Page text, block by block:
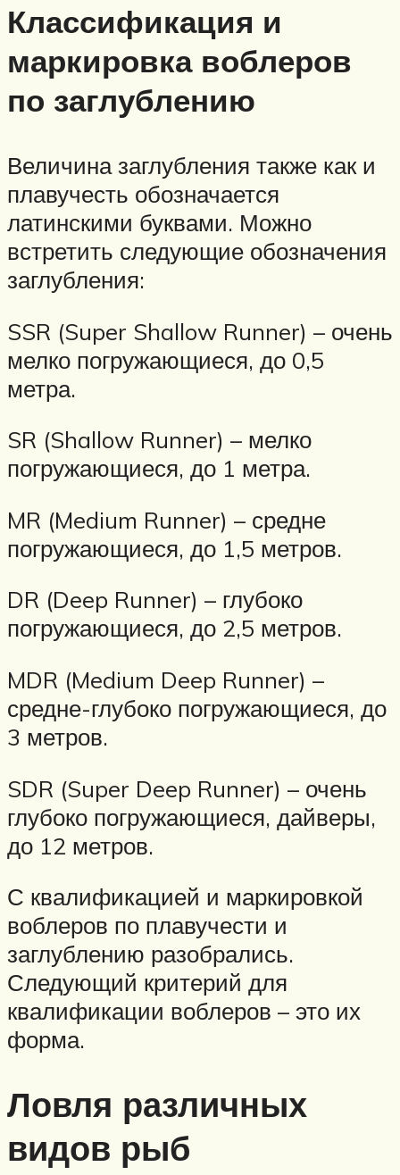
Классификация и
маркировка воблеров
по заглублению
Величина заглубления также как и
плавучесть обозначается
латинскими буквами. Можно
встретить следующие обозначения
заглубления:
SSR (Super Shallow Runner) – очень
мелко погружающиеся, до 0,5
метра.
SR (Shallow Runner) – мелко
погружающиеся, до 1 метра.
MR (Medium Runner) – средне
погружающиеся, до 1,5 метров.
DR (Deep Runner) – глубоко
погружающиеся, до 2,5 метров.
MDR (Medium Deep Runner) –
средне-глубоко погружающиеся, до
3 метров.
SDR (Super Deep Runner) – очень
глубоко погружающиеся, дайверы,
до 12 метров.
С квалификацией и маркировкой
воблеров по плавучести и
заглублению разобрались.
Следующий критерий для
квалификации воблеров – это их
форма.
Ловля различных
видов рыб